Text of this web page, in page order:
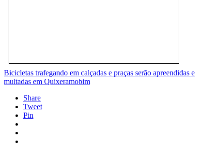
Bicicletas trafegando em calçadas e praças serão apreendidas e
multadas em Quixeramobim
Share
Tweet
Pin